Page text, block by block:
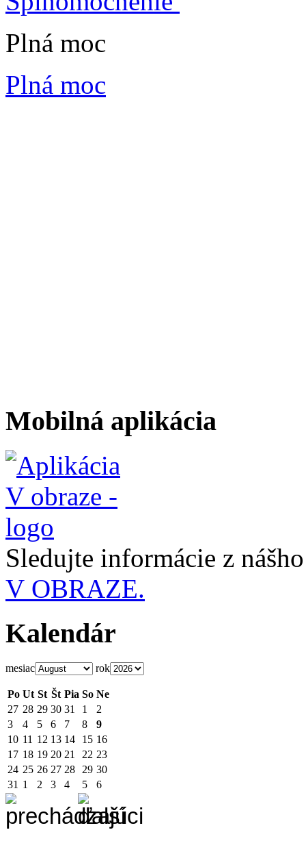
Plná moc
Plná moc
Mobilná aplikácia
Sledujte informácie z
V OBRAZE.
Kalendár
mesiac rok
Po Ut St Št Pia So Ne
27 28 29 30 31 1
2
3
4 5 6 7 8
9
10 11 12 13 14 15 16
17 18 19 20 21 22 23
24 25 26 27 28 29 30
31 1 2 3 4 5 6